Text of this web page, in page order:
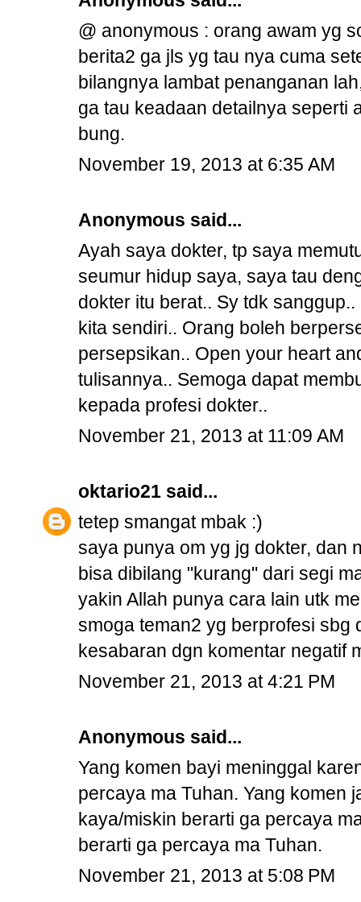
@ anonymous : orang awam yg
berita2 ga jls yg tau nya cuma
bilangnya lambat penanganan
ga tau keadaan detailnya seperti
bung.
November 19, 2013 at 6:35 AM
Anonymous said...
Ayah saya dokter, tp saya
seumur hidup saya, saya tau
dokter itu berat.. Sy tdk
kita sendiri.. Orang boleh
persepsikan.. Open your heart
tulisannya.. Semoga dapat
kepada profesi dokter..
November 21, 2013 at 11:09 AM
oktario21 said...
tetep smangat mbak :)
saya punya om yg jg dokter, dan
bisa dibilang "kurang" dari segi
yakin Allah punya cara lain utk
smoga teman2 yg berprofesi sbg
kesabaran dgn komentar negatif
November 21, 2013 at 4:21 PM
Anonymous said...
Yang komen bayi meninggal
percaya ma Tuhan. Yang komen
kaya/miskin berarti ga percaya
berarti ga percaya ma Tuhan.
November 21, 2013 at 5:08 PM